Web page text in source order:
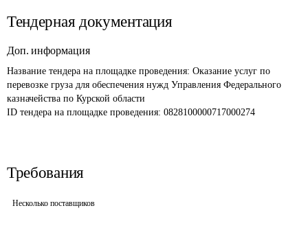
Тендерная документация
Доп. информация
Название тендера на площадке проведения: Оказание услуг по
перевозке груза для обеспечения нужд Управления Федерального
казначейства по Курской области
ID тендера на площадке проведения: 0828100000717000274
Требования
Несколько поставщиков